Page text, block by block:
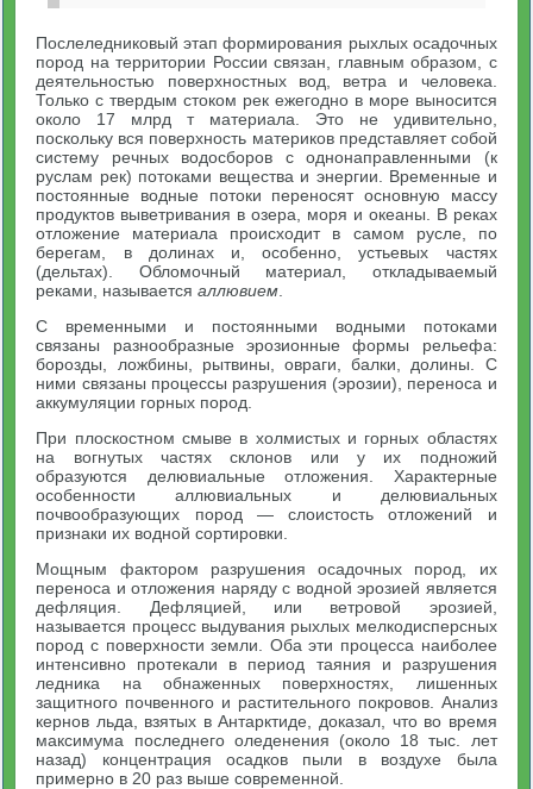
Послеледниковый этап формирования рыхлых осадочных
пород на территории России связан, главным образом, с
деятельностью поверхностных вод, ветра и человека.
Только с твердым стоком рек ежегодно в море выносится
около 17 млрд т материала. Это не удивительно,
поскольку вся поверхность материков представляет собой
систему речных водосборов с однонаправленными (к
руслам рек) потоками вещества и энергии. Временные и
постоянные водные потоки переносят основную массу
продуктов выветривания в озера, моря и океаны. В реках
отложение материала происходит в самом русле, по
берегам, в долинах и, особенно, устьевых частях
(дельтах). Обломочный материал, откладываемый
реками, называетсяаллювием
С временными и постоянными водными потоками
связаны разнообразные эрозионные формы рельефа:
борозды, ложбины, рытвины, овраги, балки, долины. С
ними связаны процессы разрушения (эрозии), переноса и
аккумуляции горных пород.
При плоскостном смыве в холмистых и горных областях
на вогнутых частях склонов или у их подножий
образуются делювиальные отложения. Характерные
особенности аллювиальных и делювиальных
почвообразующих пород — слоистость отложений и
признаки их водной сортировки.
Мощным фактором разрушения осадочных пород, их
переноса и отложения наряду с водной эрозией является
дефляция. Дефляцией, или ветровой эрозией,
называется процесс выдувания рыхлых мелкодисперсных
пород с поверхности земли. Оба эти процесса наиболее
интенсивно протекали в период таяния и разрушения
ледника на обнаженных поверхностях, лишенных
защитного почвенного и растительного покровов. Анализ
кернов льда, взятых в Антарктиде, доказал, что во время
максимума последнего оледенения (около 18 тыс. лет
назад) концентрация осадков пыли в воздухе была
примерно в 20 раз выше современной.